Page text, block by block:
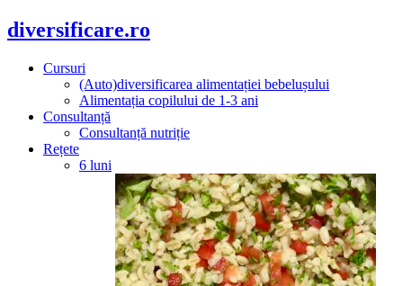
diversificare.ro
Cursuri
(Auto)diversificarea alimentației bebelușului
Alimentația copilului de 1-3 ani
Consultanță
Consultanță nutriție
Rețete
6 luni